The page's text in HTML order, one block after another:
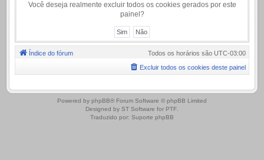
Você deseja realmente excluir todos os cookies gerados por este
painel?
Índice do fórum Todos os horários são UTC-03:00
Excluir todos os cookies deste painel
.
Powered by phpBB® Forum Software © phpBB Limited
Designed by ST Software for PTF
Traduzido por: Suporte phpBB